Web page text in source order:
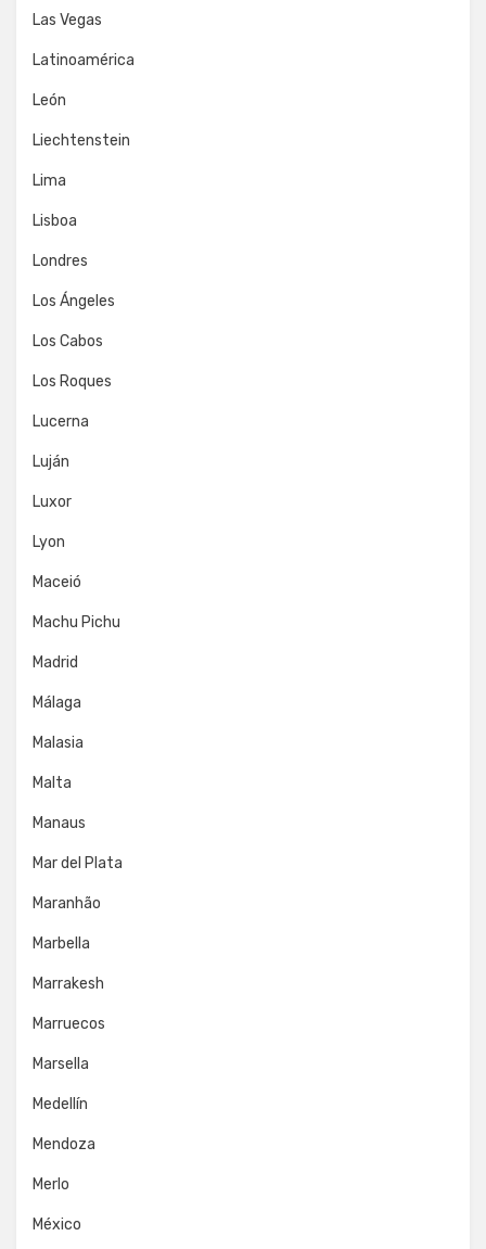
Las Vegas
Latinoamérica
León
Liechtenstein
Lima
Lisboa
Londres
Los Ángeles
Los Cabos
Los Roques
Lucerna
Luján
Luxor
Lyon
Maceió
Machu Pichu
Madrid
Málaga
Malasia
Malta
Manaus
Mar del Plata
Maranhão
Marbella
Marrakesh
Marruecos
Marsella
Medellín
Mendoza
Merlo
México